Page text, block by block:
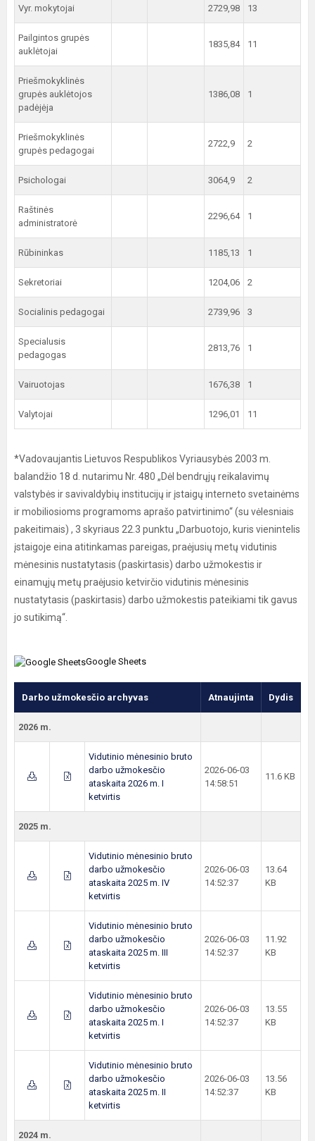
Vyr. mokytojai 2729,98 13
Pailgintos grupės
auklėtojai
1835,84 11
Priešmokyklinės
grupės auklėtojos
padėjėja
1386,08 1
Priešmokyklinės
grupės pedagogai
2722,9 2
Psichologai 3064,9 2
Raštinės
administratorė
2296,64 1
Rūbininkas 1185,13 1
Sekretoriai 1204,06 2
Socialinis pedagogai 2739,96 3
Specialusis
pedagogas
2813,76 1
Vairuotojas 1676,38 1
Valytojai 1296,01 11
*Vadovaujantis Lietuvos Respublikos Vyriausybės 2003 m.
balandžio 18 d. nutarimu Nr. 480 „Dėl bendrųjų reikalavimų
valstybės ir savivaldybių institucijų ir įstaigų interneto svetainėms
ir mobiliosioms programoms aprašo patvirtinimo“ (su vėlesniais
pakeitimais) , 3 skyriaus 22.3 punktu „Darbuotojo, kuris vienintelis
įstaigoje eina atitinkamas pareigas, praėjusių metų vidutinis
mėnesinis nustatytasis (paskirtasis) darbo užmokestis ir
einamųjų metų praėjusio ketvirčio vidutinis mėnesinis
nustatytasis (paskirtasis) darbo užmokestis pateikiami tik gavus
jo sutikimą“.
Google Sheets
Darbo užmokesčio archyvas Atnaujinta Dydis
2026 m.
Vidutinio mėnesinio bruto
darbo užmokesčio
ataskaita 2026 m. I
ketvirtis
2026-06-03
14:58:51
11.6 KB
2025 m.
Vidutinio mėnesinio bruto
darbo užmokesčio
ataskaita 2025 m. IV
ketvirtis
2026-06-03
14:52:37
13.64
KB
Vidutinio mėnesinio bruto
darbo užmokesčio
ataskaita 2025 m. III
ketvirtis
2026-06-03
14:52:37
11.92
KB
Vidutinio mėnesinio bruto
darbo užmokesčio
ataskaita 2025 m. I
ketvirtis
2026-06-03
14:52:37
13.55
KB
Vidutinio mėnesinio bruto
darbo užmokesčio
ataskaita 2025 m. II
ketvirtis
2026-06-03
14:52:37
13.56
KB
2024 m.